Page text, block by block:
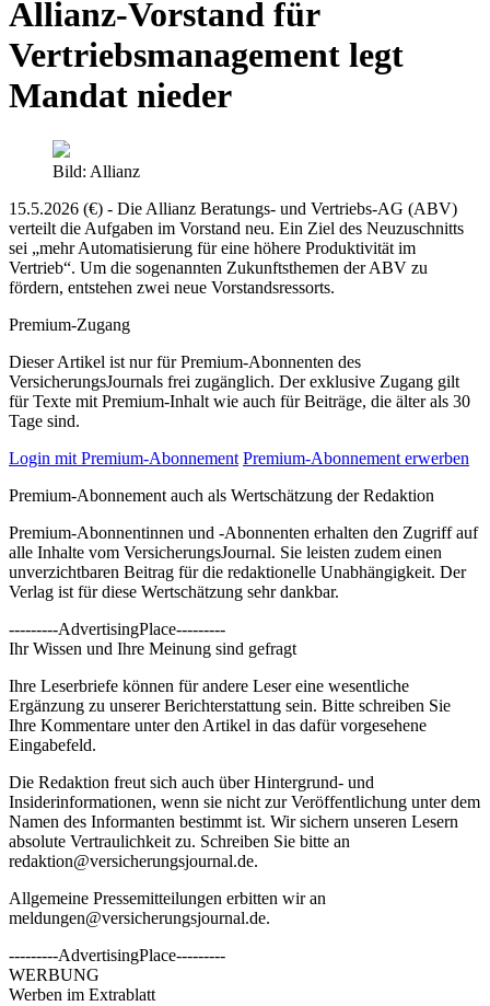
Allianz-Vorstand für
Vertriebsmanagement legt
Mandat nieder
Bild: Allianz
15.5.2026 (€) - Die Allianz Beratungs- und Vertriebs-AG (ABV)
verteilt die Aufgaben im Vorstand neu. Ein Ziel des Neuzuschnitts
sei „mehr Automatisierung für eine höhere Produktivität im
Vertrieb“. Um die sogenannten Zukunftsthemen der ABV zu
fördern, entstehen zwei neue Vorstandsressorts.
Premium-Zugang
Dieser Artikel ist nur für Premium-Abonnenten des
VersicherungsJournals frei zugänglich. Der exklusive Zugang gilt
für Texte mit Premium-Inhalt wie auch für Beiträge, die älter als 30
Tage sind.
Login mit Premium-Abonnement Premium-Abonnement erwerben
Premium-Abonnement auch als Wertschätzung der Redaktion
Premium-Abonnentinnen und -Abonnenten erhalten den Zugriff auf
alle Inhalte vom VersicherungsJournal. Sie leisten zudem einen
unverzichtbaren Beitrag für die redaktionelle Unabhängigkeit. Der
Verlag ist für diese Wertschätzung sehr dankbar.
---------AdvertisingPlace---------
Ihr Wissen und Ihre Meinung sind gefragt
Ihre Leserbriefe können für andere Leser eine wesentliche
Ergänzung zu unserer Berichterstattung sein. Bitte schreiben Sie
Ihre Kommentare unter den Artikel in das dafür vorgesehene
Eingabefeld.
Die Redaktion freut sich auch über Hintergrund- und
Insiderinformationen, wenn sie nicht zur Veröffentlichung unter dem
Namen des Informanten bestimmt ist. Wir sichern unseren Lesern
absolute Vertraulichkeit zu. Schreiben Sie bitte an
redaktion@versicherungsjournal.de.
Allgemeine Pressemitteilungen erbitten wir an
meldungen@versicherungsjournal.de.
---------AdvertisingPlace---------
WERBUNG
Werben im Extrablatt